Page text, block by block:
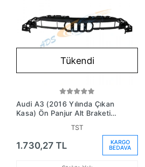
Tükendi
Audi A3 (2016 Yılında Çıkan
Kasa) Ön Panjur Alt Braketi
TST
1.730,27 TL KARGO
BEDAVA